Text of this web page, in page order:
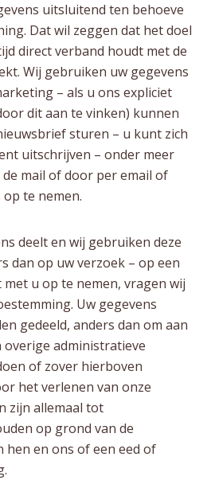
uitsluitend ten behoeve
Dat wil zeggen dat het doel
direct verband houdt met de
Wij gebruiken uw gegevens
– als u ons expliciet
dit aan te vinken) kunnen
sturen – u kunt zich
uitschrijven – onder meer
mail of door per email of
te nemen.
deelt en wij gebruiken deze
dan op uw verzoek – op een
u op te nemen, vragen wij
Uw gegevens
gedeeld, anders dan om aan
administratieve
of zover hierboven
het verlenen van onze
zijn allemaal tot
op grond van de
hen en ons of een eed of